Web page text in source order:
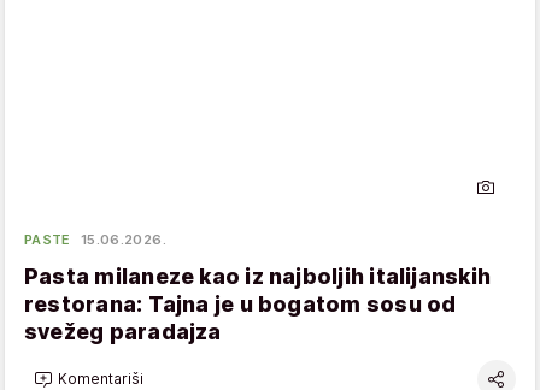
PASTE 15.06.2026.
Pasta milaneze kao iz najboljih italijanskih
restorana: Tajna je u bogatom sosu od
svežeg paradajza
Komentariši